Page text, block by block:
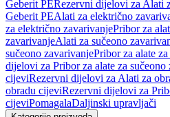
Geberit PERezervni dijelovi za Alati
Geberit PEAlati za električno
za električno zavarivanjePribor za
zavarivanjeAlati za sučeono
sučeono zavarivanjePribor za alate
dijelovi za Pribor za alate za sučeono
cijeviRezervni dijelovi za Alati za
obradu cijeviRezervni dijelovi za
cijeviPomagalaDaljinski upravljači